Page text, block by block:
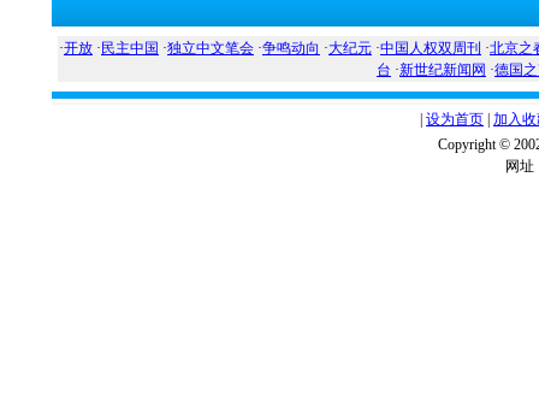
·开放 · 民主中国 ·独立中文笔会 ·争鸣动向 ·大纪元 ·中国人权双周刊 ·北京之
台 ·新世纪新闻网 ·德国
设为首页 加入
Copyright ©
网址